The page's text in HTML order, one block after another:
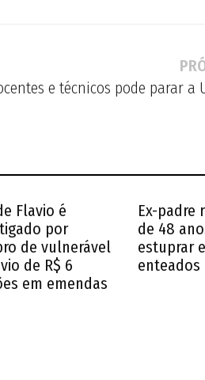
e técnicos pode parar a
Flavio é
por
de vulnerável
de R$ 6
em emendas
Ex-padre
de 48
estuprar
enteados